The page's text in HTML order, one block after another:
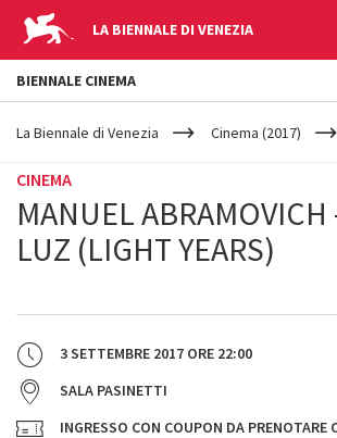
LA BIENNALE DI VENEZIA
YOUR
ARE
La Biennale di Venezia Cinema (2017)
CINEMA
MANUEL ABRAMOVICH
LUZ (LIGHT YEARS)
3 SETTEMBRE 2017 ORE 22:00
SALA PASINETTI
INGRESSO CON COUPON DA PRENOTARE
BIENNALE CINEMA